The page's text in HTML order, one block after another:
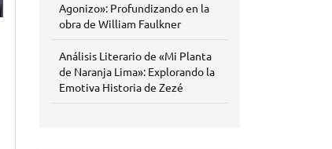
Agonizo»: Profundizando en la
obra de William Faulkner
Análisis Literario de «Mi Planta
de Naranja Lima»: Explorando la
Emotiva Historia de Zezé